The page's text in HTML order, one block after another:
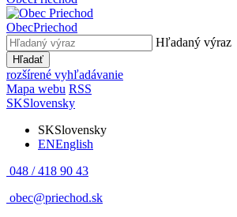
ObecPriechod
Hľadaný výraz
Hľadať
rozšírené vyhľadávanie
Mapa webu RSS
SKSlovensky
SKSlovensky
ENEnglish
048 / 418 90 43
obec@priechod.sk